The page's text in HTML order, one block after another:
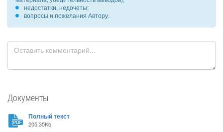
недостатки, недочеты;
вопросы и пожелания Автору.
Документы
Полный текст
205.35Kb